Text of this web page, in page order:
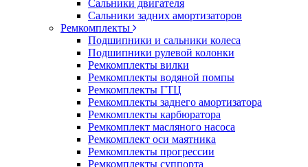
Сальники двигателя
Сальники задних амортизаторов
Ремкомплекты
Подшипники и сальники колеса
Подшипники рулевой колонки
Ремкомплекты вилки
Ремкомплекты водяной помпы
Ремкомплекты ГТЦ
Ремкомплекты заднего амортизатора
Ремкомплекты карбюратора
Ремкомплект масляного насоса
Ремкомплект оси маятника
Ремкомплекты прогрессии
Ремкомплекты суппорта